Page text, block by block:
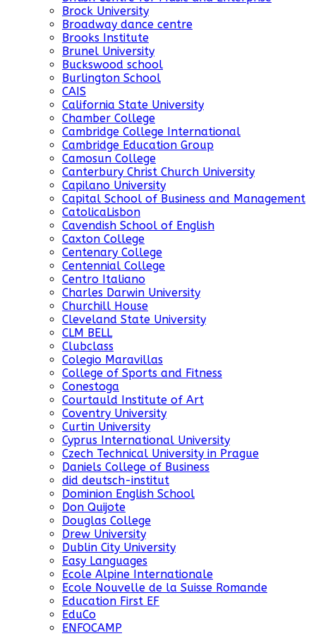
Brock University
Broadway dance centre
Brooks Institute
Brunel University
Buckswood school
Burlington School
CAIS
California State University
Chamber College
Cambridge College International
Cambridge Education Group
Camosun College
Canterbury Christ Church University
Capilano University
Capital School of Business and Management
CatolicaLisbon
Cavendish School of English
Caxton College
Centenary College
Centennial College
Centro Italiano
Charles Darwin University
Churchill House
Cleveland State University
CLM BELL
Clubclass
Colegio Maravillas
College of Sports and Fitness
Conestoga
Courtauld Institute of Art
Coventry University
Curtin University
Cyprus International University
Czech Technical University in Prague
Daniels College of Business
did deutsch-institut
Dominion English School
Don Quijote
Douglas College
Drew University
Dublin City University
Easy Languages
Ecole Alpine Internationale
Ecole Nouvelle de la Suisse Romande
Education First EF
EduCo
ENFOCAMP